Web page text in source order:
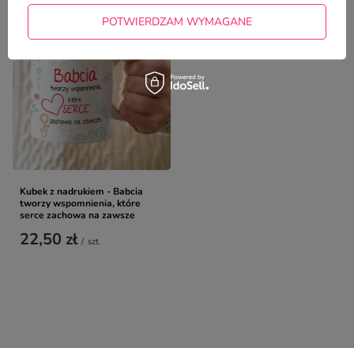
Kubek z nadrukiem - Babcia
tworzy wspomnienia, które
serce zachowa na zawsze
22,50 zł / szt.
POTWIERDZAM WYMAGANE